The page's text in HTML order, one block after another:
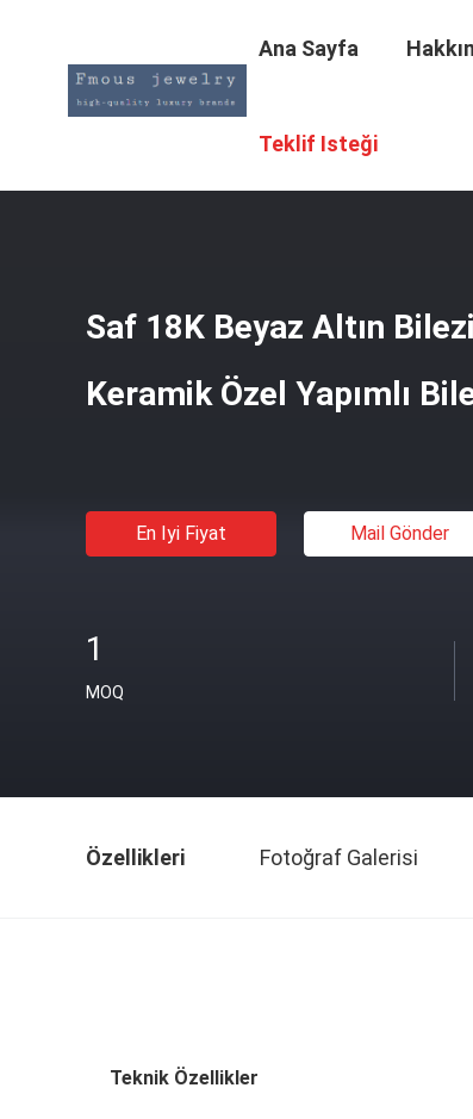
Ana Sayfa
Teklif Isteği
Saf 18K Beyaz Altın
Keramik Özel Yapımlı
En Iyi Fiyat Mail Gönder
1
MOQ
Özellikleri Fotoğraf Galerisi
Teknik Özellikler